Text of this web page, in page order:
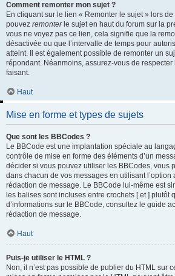
Comment remonter mon sujet ?
En cliquant sur le lien « Remonter le sujet » lors
pouvez remonterle sujet en haut du forum sur la
vous ne voyez pas ce lien, cela signifie que la
désactivée ou que l’intervalle de temps pour
atteint. Il est également possible de remonter un
répondant. Néanmoins, assurez-vous de
faisant.
Haut
Mise en forme et types de sujets
Que sont les BBCodes ?
Le BBCode est une implantation spéciale au
contrôle de mise en forme des éléments d’un
décider si vous pouvez utiliser les BBCodes, vous
dans chacun de vos messages en utilisant
rédaction de message. Le BBCode lui-même est
les balises sont incluses entre crochets [ et ] plutôt
d’informations sur le BBCode, consultez le guide
rédaction de message.
Haut
Puis-je utiliser le HTML ?
Non, il n’est pas possible de publier du HTML sur